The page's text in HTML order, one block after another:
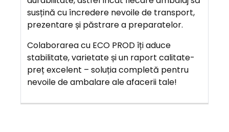
susțină cu încredere nevoile de transport,
prezentare și păstrare a preparatelor.
Colaborarea cu ECO PROD îți aduce
stabilitate, varietate și un raport calitate-
preț excelent – soluția completă pentru
nevoile de ambalare ale afacerii tale!